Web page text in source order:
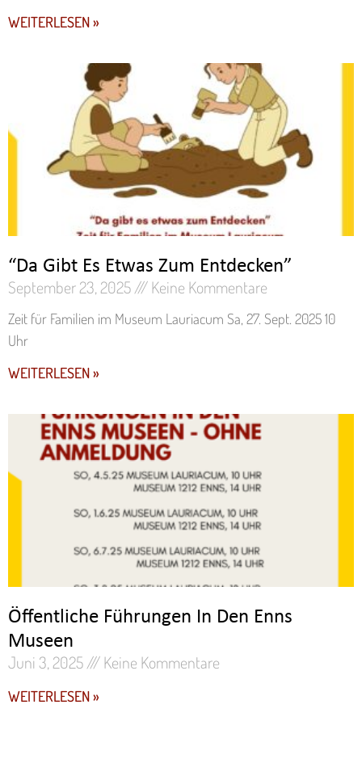
WEITERLESEN »
“Da Gibt Es Etwas Zum Entdecken”
September 23, 2025 Keine Kommentare
Zeit für Familien im Museum Lauriacum Sa, 27. Sept. 2025 10
Uhr
WEITERLESEN »
Öffentliche Führungen In Den Enns
Museen
Juni 3, 2025 Keine Kommentare
WEITERLESEN »